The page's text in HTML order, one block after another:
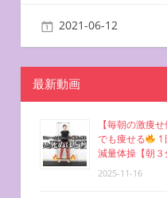
ー
シ
ョ
ン
2021-06-12
最新動画
【毎朝の激痩
でも痩せる
1
減量体操【朝３
2025-11-16